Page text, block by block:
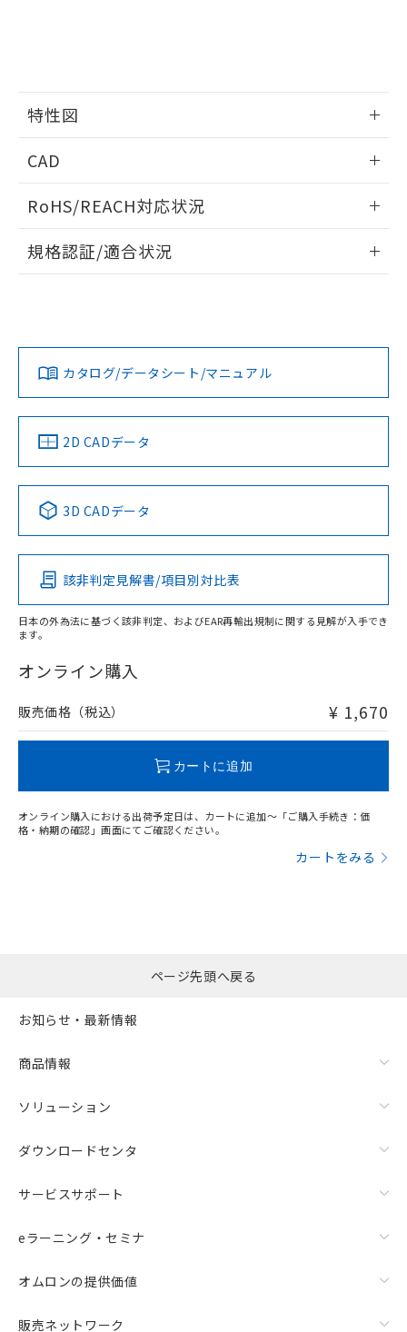
特性図
開閉容量
CAD
ドすることができます。
ログイン/会員登録
ダウンロードデータをご利用いただく前に、以下を必ずお読
みください。
ソフトウェアの使用条件
RoHS/REACH対応状況
EU RoHS 注意事項・凡例
対応済み
中国 RoHS 注意事項・凡例
Pb Hg Cd Cr(VI)
O
在庫等で未対応品が混在する可能性があります。
問い合わせください。
規格認証/適合状況
LR型式承認
（イギリス
船舶規格）
DNV型式承認
（ノルウェー
BV型式承認
（フランス
KR型式
（韓国
No No No No
この製品の規格認証/適合状況ページへ
その他の認証はこちらのページからご検索ください
カタログ/データシート/マニュアル
2D CADデータ
3D CADデータ
該非判定見解書/項目別対比表
日本の外為法に基づく該非判定、およびEAR再輸出規制に関する見解が入手でき
ます。
オンライン購入
販売価格（税込） ¥ 1,670
カートに追加
オンライン購入における出荷予定日は、カートに追加～「ご購入手続き：価
格・納期の確認」画面にてご確認ください。
カートをみる
※本証明書は発行日時点で非含有を証明す
るもので、過去に遡って非含有を証明する
ものではありません。
欄に対応日を記載しておりました。
既に当社にて対応品への在庫切替を完了
していることから、特段のことがない限
ページ先頭へ戻る
お知らせ・最新情報
商品情報
ソリューション
ダウンロードセンタ
サービスサポート
eラーニング・セミナ
オムロンの提供価値
販売ネットワーク